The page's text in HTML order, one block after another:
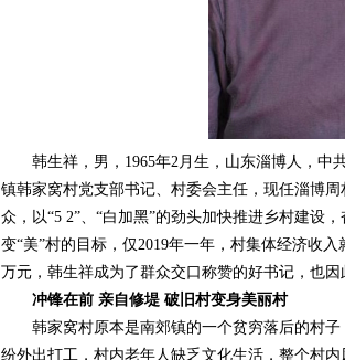
韩生祥，男，1965年2月生，山东淄博人，中共
镇韩家窝村党支部书记、村委会主任，现任淄博
众，以“5 2”、“白加黑”的劲头加快推进乡村建设
变“美”村的目标，仅2019年一年，村集体经济收
万元，韩生祥成为了群众交口称赞的好书记，也
冲锋在前 亲自修堤 破旧村变身美丽村
韩家窝村原本是南郊镇的一个贫穷落后的村子
纷外出打工，村内老年人缺乏文化生活，整个村内